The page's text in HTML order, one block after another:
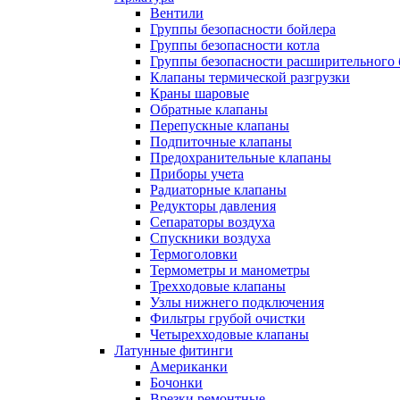
Вентили
Группы безопасности бойлера
Группы безопасности котла
Группы безопасности расширительного
Клапаны термической разгрузки
Краны шаровые
Обратные клапаны
Перепускные клапаны
Подпиточные клапаны
Предохранительные клапаны
Приборы учета
Радиаторные клапаны
Редукторы давления
Сепараторы воздуха
Спускники воздуха
Термоголовки
Термометры и манометры
Трехходовые клапаны
Узлы нижнего подключения
Фильтры грубой очистки
Четырехходовые клапаны
Латунные фитинги
Американки
Бочонки